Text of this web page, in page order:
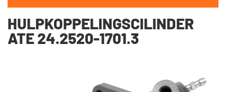
HULPKOPPELINGSCILINDER
ATE 24.2520-1701.3